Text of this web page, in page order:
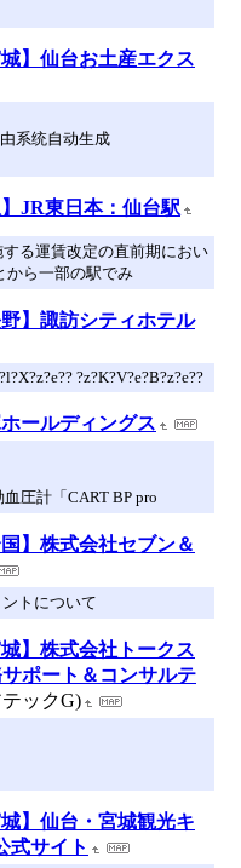
城】仙台お土産エクス
系统自动生成
】JR東日本：仙台駅
る運賃改定の直前期におい
から一部の駅でみ
野】諏訪シティホテル
?z?K?V?e?B?z?e??
ールディングス
圧計「CART BP pro
国】株式会社セブン＆
トについて
城】株式会社トークス
ポート＆コンサルテ
ックG)
城】仙台・宮城観光キ
式サイト